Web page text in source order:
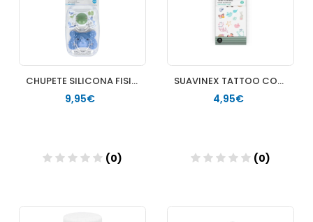
CHUPETE SILICONA FISIOLOGICO SUAVINEX FUSION 4 18 MESES 2 UNIDADES
9,95€
(0)
SUAVINEX TATTOO CON CITRONELLA 14 UNIDADES
4,95€
(0)